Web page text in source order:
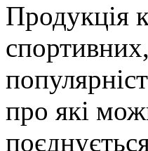
Продукція
про які